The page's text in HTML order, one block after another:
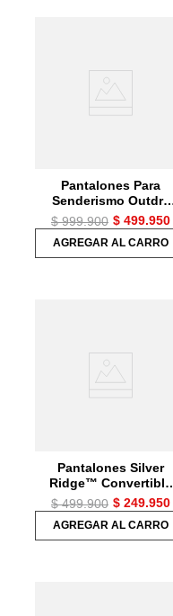
Pantalones Para
Senderismo Outdry
Extreme Pant Hombre
$ 999.900 $ 499.950
AGREGAR AL CARRO
Pantalones Silver
Ridge™ Convertible
Pant Para Hombre
$ 499.900 $ 249.950
AGREGAR AL CARRO